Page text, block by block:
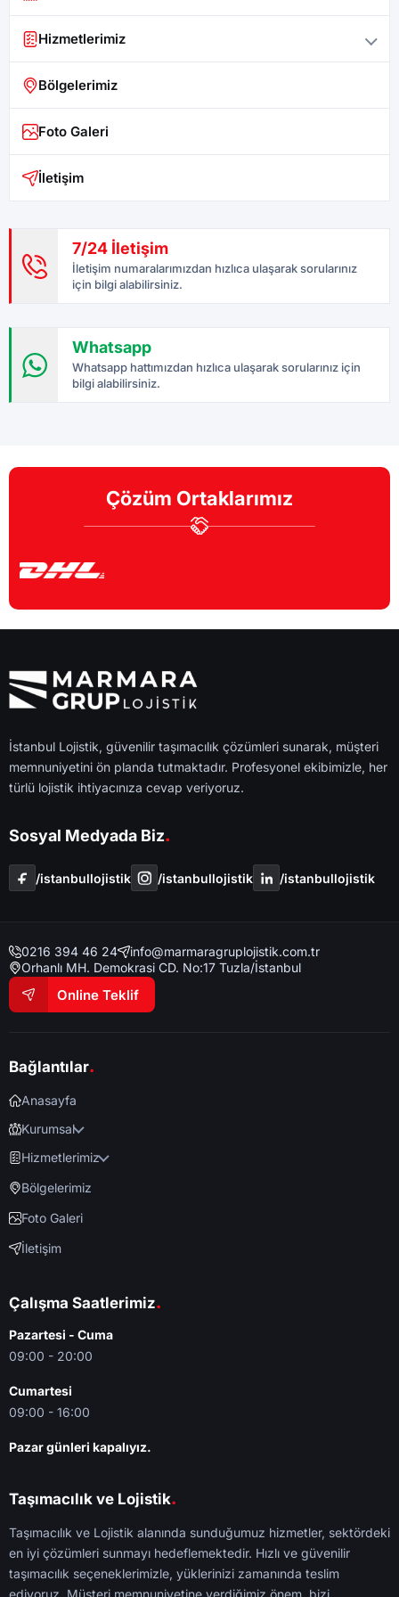
Kalecik
Keçiören
Mamak
Nallıhan
Polatlı
Pursaklar
Sincan
Çamlıdere
Çankaya
Hizmetlerimiz
Bölgelerimiz
Foto Galeri
İletişim
7/24 İletişim
İletişim numaralarımızdan hızlıca ulaşarak sorularınız
için bilgi alabilirsiniz.
Whatsapp
Whatsapp hattımızdan hızlıca ulaşarak sorularınız için
bilgi alabilirsiniz.
Çözüm Ortaklarımız
İstanbul Lojistik, güvenilir taşımacılık çözümleri sunarak, müşteri
memnuniyetini ön planda tutmaktadır. Profesyonel ekibimizle, her
türlü lojistik ihtiyacınıza cevap veriyoruz.
Sosyal Medyada Biz.
/i̇stanbullojistik /i̇stanbullojistik /i̇stanbullojistik
0216 394 46 24
info@marmaragruplojistik.com.tr
Orhanlı MH. Demokrasi CD. No:17 Tuzla/İstanbul
Online Teklif
Bağlantılar.
Anasayfa
Kurumsal
Hizmetlerimiz
Bölgelerimiz
Foto Galeri
İletişim
Çalışma Saatlerimiz.
Pazartesi - Cuma
09:00 - 20:00
Cumartesi
09:00 - 16:00
Pazar günleri kapalıyız.
Taşımacılık ve Lojistik.
Taşımacılık ve Lojistik alanında sunduğumuz hizmetler, sektördeki
en iyi çözümleri sunmayı hedeflemektedir. Hızlı ve güvenilir
taşımacılık seçeneklerimizle, yüklerinizi zamanında teslim
ediyoruz. Müşteri memnuniyetine verdiğimiz önem, bizi